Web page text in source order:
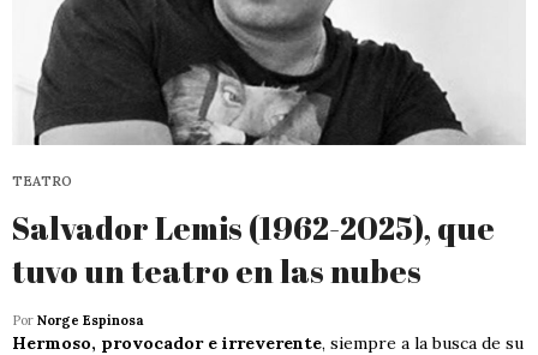
TEATRO
Salvador Lemis (1962-2025), que
tuvo un teatro en las nubes
Por Norge Espinosa
Hermoso, provocador e irreverente, siempre a la busca de su